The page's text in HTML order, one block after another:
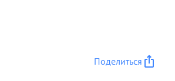
Поделиться